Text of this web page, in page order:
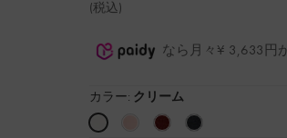
(税込)
なら月々¥ 3,633円
カラー: クリーム